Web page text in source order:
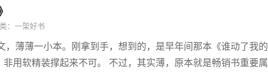
： 一架好书
，薄薄一小本。刚拿到手，想到的，是早年间那本《谁动了我的
用软精装撑起来不可。 不过，其实薄，原本就是畅销书重要属